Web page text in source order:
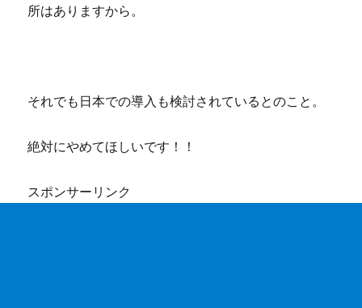
所はありますから。
それでも日本での導入も検討されているとのこと。
絶対にやめてほしいです！！
スポンサーリンク